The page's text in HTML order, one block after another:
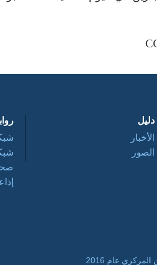
دليل
الأخبار
الصور
عام 2016